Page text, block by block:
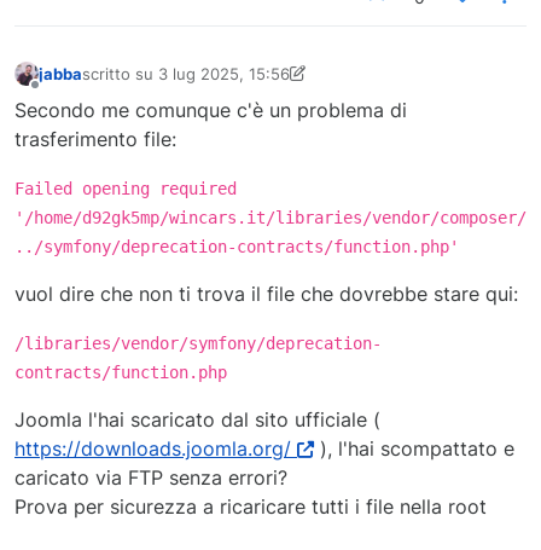
jabbascritto su 3 lug 2025, 15:56
ultima modifica di jabba7 mar 2025, 17:56
Secondo me comunque c'è un problema di
trasferimento file:
Failed opening required
'/home/d92gk5mp/wincars.it/libraries/vendor/composer/
../symfony/deprecation-contracts/function.php'
vuol dire che non ti trova il file che dovrebbe stare qui:
/libraries/vendor/symfony/deprecation-
contracts/function.php
Joomla l'hai scaricato dal sito ufficiale (
https://downloads.joomla.org/
), l'hai scompattato e
caricato via FTP senza errori?
Prova per sicurezza a ricaricare tutti i file nella root